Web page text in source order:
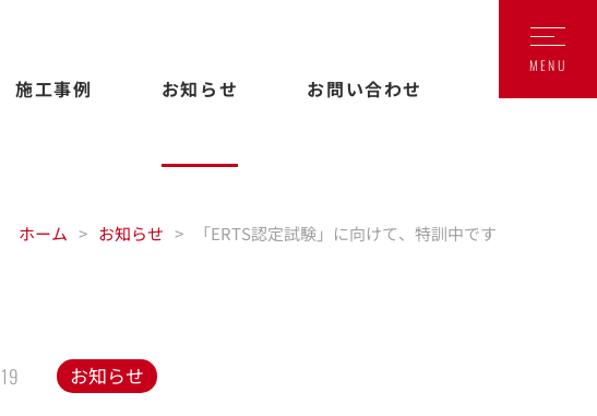
施工事例 お知らせ お問い合わせ
ホーム > お知らせ > 「ERTS認定試験」に向けて、特訓中です
お知らせ